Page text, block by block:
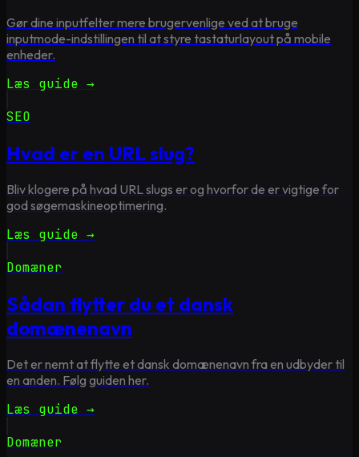
Gør dine inputfelter mere brugervenlige ved at bruge
inputmode-indstillingen til at styre tastaturlayout på mobile
enheder.
Læs guide →
SEO
Hvad er en URL slug?
Bliv klogere på hvad URL slugs er og hvorfor de er vigtige for
god søgemaskineoptimering.
Læs guide →
Domæner
Sådan flytter du et dansk
domænenavn
Det er nemt at flytte et dansk domænenavn fra en udbyder til
en anden. Følg guiden her.
Læs guide →
Domæner